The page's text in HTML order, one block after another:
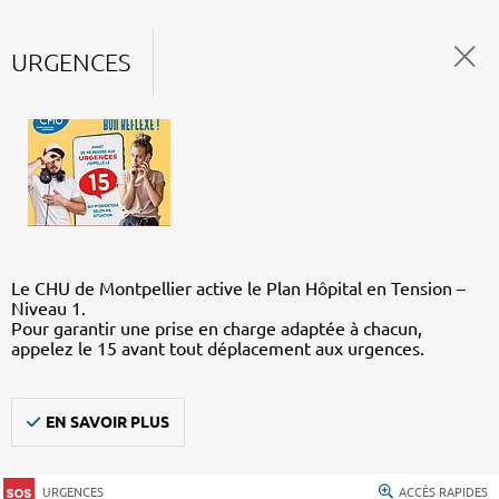
URGENCES
Le CHU de Montpellier active le Plan Hôpital en Tension –
Niveau 1.
Pour garantir une prise en charge adaptée à chacun,
appelez le 15 avant tout déplacement aux urgences.
EN SAVOIR PLUS
URGENCES ACCÈS RAPIDES